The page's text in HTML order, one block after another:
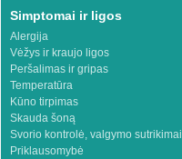
Simptomai ir ligos
Alergija
Vėžys ir kraujo ligos
Peršalimas ir gripas
Temperatūra
Kūno tirpimas
Skauda šoną
Svorio kontrolė, valgymo sutrikimai
Priklausomybė